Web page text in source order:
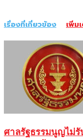
เรื่องที่เกี่ยวข้อง เพิ่ม
ศาลรัฐธรรมนูญไม่